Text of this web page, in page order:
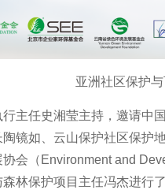
亚洲社区保护
主任史湘莹主持，邀请中
镜如、云山保护社区保护
会（Environment and
林保护项目主任冯杰进行